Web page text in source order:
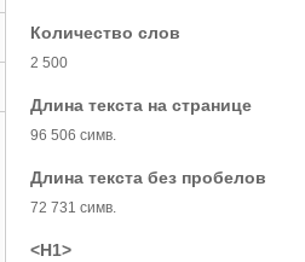
Количество слов
2 500
Длина текста на странице
96 506 симв.
Длина текста без пробелов
72 731 симв.
<H1>